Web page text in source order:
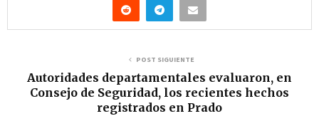
POST SIGUIENTE
Autoridades departamentales evaluaron, en
Consejo de Seguridad, los recientes hechos
registrados en Prado